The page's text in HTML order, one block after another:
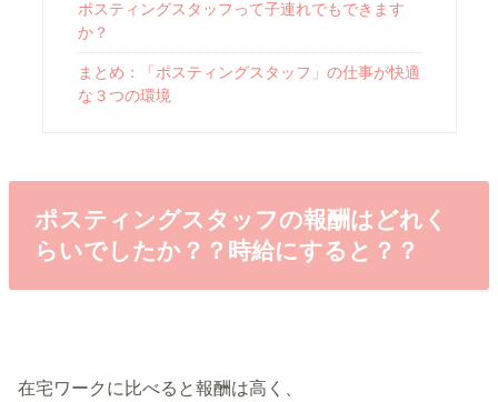
ポスティングスタッフって子連れでもできます
か？
まとめ：「ポスティングスタッフ」の仕事が快適
な３つの環境
ポスティングスタッフの報酬はどれく
らいでしたか？？時給にすると？？
在宅ワークに比べると報酬は高く、